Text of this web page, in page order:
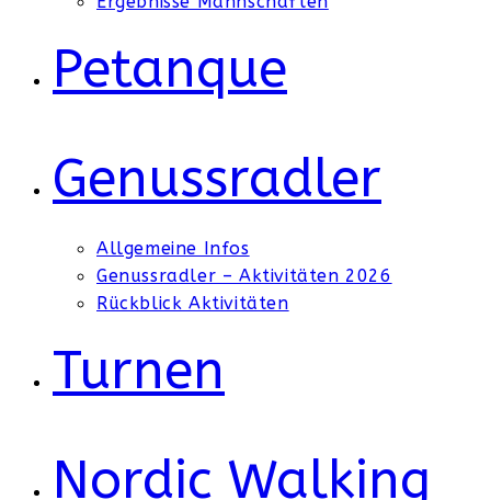
Petanque
Genussradler
Allgemeine Infos
Genussradler – Aktivitäten 2026
Rückblick Aktivitäten
Turnen
Nordic Walking